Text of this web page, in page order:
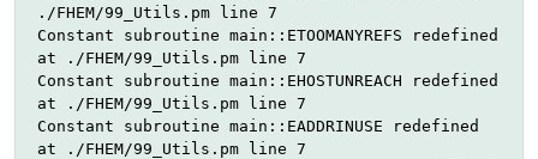
./FHEM/99_Utils.pm line 7
Constant subroutine main::ETOOMANYREFS redefined
at ./FHEM/99_Utils.pm line 7
Constant subroutine main::EHOSTUNREACH redefined
at ./FHEM/99_Utils.pm line 7
Constant subroutine main::EADDRINUSE redefined
at ./FHEM/99_Utils.pm line 7